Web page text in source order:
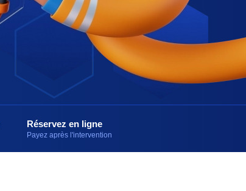
Réservez en ligne
Payez après l'intervention